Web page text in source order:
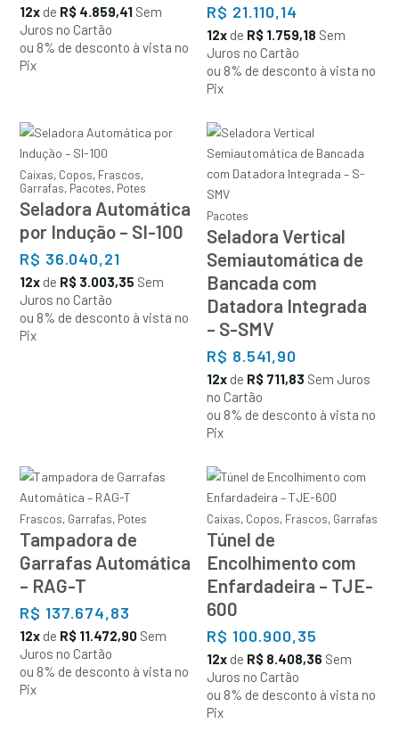
12x de R$ 4.859,41 Sem
Juros no Cartão
ou 8% de desconto à vista no
Pix
R$ 21.110,14
12x de R$ 1.759,18 Sem
Juros no Cartão
ou 8% de desconto à vista no
Pix
Caixas, Copos, Frascos,
Garrafas, Pacotes, Potes
Seladora Automática
por Indução – SI-100
R$ 36.040,21
12x de R$ 3.003,35 Sem
Juros no Cartão
ou 8% de desconto à vista no
Pix
Pacotes
Seladora Vertical
Semiautomática de
Bancada com
Datadora Integrada
– S-SMV
R$ 8.541,90
12x de R$ 711,83 Sem Juros
no Cartão
ou 8% de desconto à vista no
Pix
Frascos, Garrafas, Potes
Tampadora de
Garrafas Automática
– RAG-T
R$ 137.674,83
12x de R$ 11.472,90 Sem
Juros no Cartão
ou 8% de desconto à vista no
Pix
Caixas, Copos, Frascos, Garrafas
Túnel de
Encolhimento com
Enfardadeira – TJE-
600
R$ 100.900,35
12x de R$ 8.408,36 Sem
Juros no Cartão
ou 8% de desconto à vista no
Pix